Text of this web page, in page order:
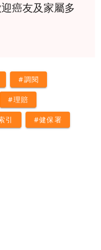
癌友及家屬多
#調閱
#理賠
引 #健保署